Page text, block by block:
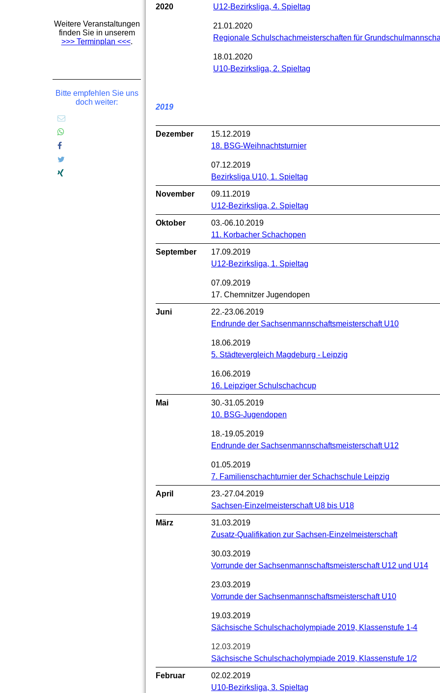
2020
U12-Bezirksliga, 4. Spieltag
21.01.2020
Regionale Schulschachmeisterschaften für
18.01.2020
U10-Bezirksliga, 2. Spieltag
2019
Dezember
15.12.2019
18. BSG-Weihnachtsturnier
07.12.2019
Bezirksliga U10, 1. Spieltag
November
09.11.2019
U12-Bezirksliga, 2. Spieltag
Oktober
03.-06.10.2019
11. Korbacher Schachopen
September
17.09.2019
U12-Bezirksliga, 1. Spieltag
07.09.2019
17. Chemnitzer Jugendopen
Juni
22.-23.06.2019
Endrunde der Sachsenmannschaftsmeisterschaft U10
18.06.2019
5. Städtevergleich Magdeburg - Leipzig
16.06.2019
16. Leipziger Schulschachcup
Mai
30.-31.05.2019
10. BSG-Jugendopen
18.-19.05.2019
Endrunde der Sachsenmannschaftsmeisterschaft U12
01.05.2019
7. Familienschachturnier der Schachschule Leipzig
April
23.-27.04.2019
Sachsen-Einzelmeisterschaft U8 bis U18
März
31.03.2019
Zusatz-Qualifikation zur Sachsen-Einzelmeisterschaft
30.03.2019
Vorrunde der Sachsenmannschaftsmeisterschaft U12 und U14
23.03.2019
Vorrunde der Sachsenmannschaftsmeisterschaft U10
19.03.2019
Sächsische Schulschacholympiade 2019, Klassenstufe 1-4
12.03.2019
Sächsische Schulschacholympiade 2019, Klassenstufe 1/2
Februar
02.02.2019
U10-Bezirksliga, 3. Spieltag
Weitere Veranstaltungen
finden Sie in unserem
>>> Terminplan <<<.
Bitte empfehlen Sie uns
doch weiter: